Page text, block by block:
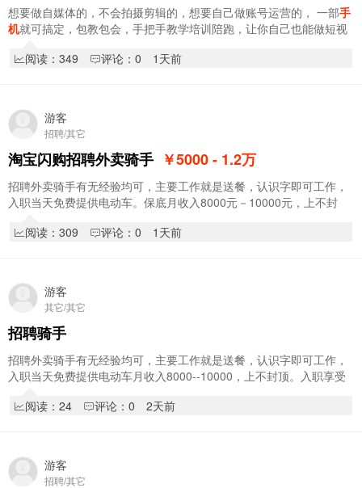
想要做自媒体的，不会拍摄剪辑的，想要自己做账号运营的， 一部手
机就可搞定，包教包会，手把手教学培训陪跑，让你自己也能做短视
阅读：349
评论：0 1天前
游客
招聘/其它
淘宝闪购招聘外卖骑手 ￥5000 - 1.2万
招聘外卖骑手有无经验均可，主要工作就是送餐，认识字即可工作，
入职当天免费提供电动车。保底月收入8000元－10000元，上不封
阅读：309
评论：0 1天前
游客
其它/其它
招聘骑手
招聘外卖骑手有无经验均可，主要工作就是送餐，认识字即可工作，
入职当天免费提供电动车月收入8000--10000，上不封顶。入职享受
阅读：24
评论：0 2天前
游客
招聘/其它